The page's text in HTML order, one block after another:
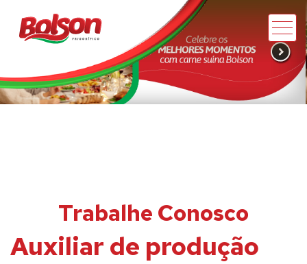
Trabalhe Conosco
Auxiliar de produção